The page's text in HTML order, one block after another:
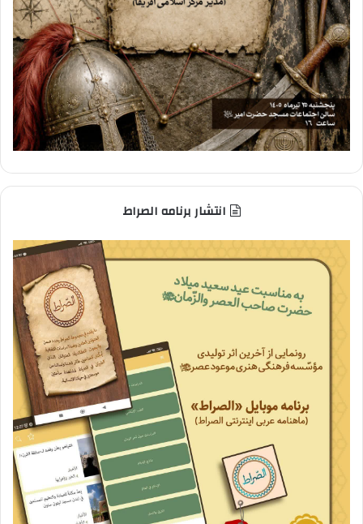
انتشار برنامه الصراط